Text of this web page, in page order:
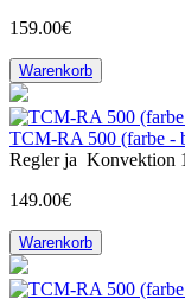
159.00€
Warenkorb
ТСM-RA 500 (farbe -
Regler ja Konvektion
149.00€
Warenkorb